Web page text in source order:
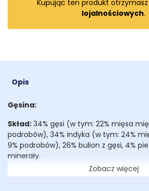
Kupując ten produkt otrzymasz
lojalnościowych.
Opis
Gęsina:
Skład: 34% gęsi (w tym: 22% mięsa
podrobów), 34% indyka (w tym: 24%
9% podrobów), 26% bulion z gęsi, 4%
minerały.
Dodatki dietetyczne (jm/kg):
witamina D: 290; (mg/kg): witamina E:
Zobacz więcej